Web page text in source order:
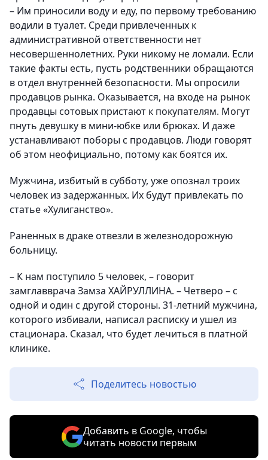
– Им приносили воду и еду, по первому требованию
водили в туалет. Среди привлеченных к
административной ответственности нет
несовершеннолетних. Руки никому не ломали. Если
такие факты есть, пусть родственники обращаются
в отдел внутренней безопасности. Мы опросили
продавцов рынка. Оказывается, на входе на рынок
продавцы сотовых пристают к покупателям. Могут
пнуть девушку в мини-юбке или брюках. И даже
устанавливают поборы с продавцов. Люди говорят
об этом неофициально, потому как боятся их.
Мужчина, избитый в субботу, уже опознал троих
человек из задержанных. Их будут привлекать по
статье «Хулиганство».
Раненных в драке отвезли в железнодорожную
больницу.
– К нам поступило 5 человек, – говорит
замглавврача Замза ХАЙРУЛЛИНА. – Четверо – с
одной и один с другой стороны. 31-летний мужчина,
которого избивали, написал расписку и ушел из
стационара. Сказал, что будет лечиться в платной
клинике.
Поделитесь новостью
Добавить в Google, чтобы
читать новости первым